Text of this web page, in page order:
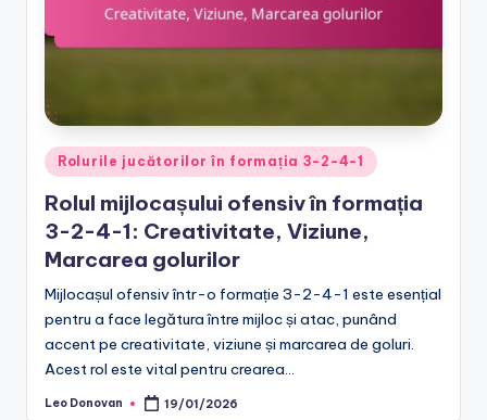
Posted
in
Rolurile jucătorilor în formația 3-2-4-1
Rolul mijlocașului ofensiv în formația
3-2-4-1: Creativitate, Viziune,
Marcarea golurilor
Mijlocașul ofensiv într-o formație 3-2-4-1 este esențial
pentru a face legătura între mijloc și atac, punând
accent pe creativitate, viziune și marcarea de goluri.
Acest rol este vital pentru crearea…
Posted
Leo Donovan 19/01/2026